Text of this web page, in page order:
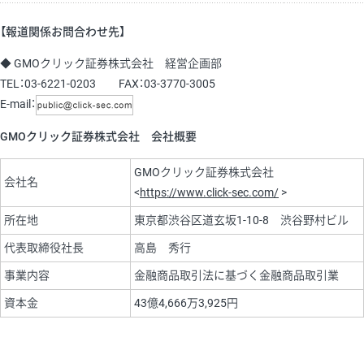
【報道関係お問合わせ先】
◆ GMOクリック証券株式会社 経営企画部
TEL：03-6221-0203 FAX：03-3770-3005
E-mail：
GMOクリック証券株式会社 会社概要
会社名
GMOクリック証券株式会社
<https://www.click-sec.com/ >
所在地 東京都渋谷区道玄坂1-10-8 渋谷野村ビル
代表取締役社長 高島 秀行
事業内容 金融商品取引法に基づく金融商品取引業
資本金 43億4,666万3,925円